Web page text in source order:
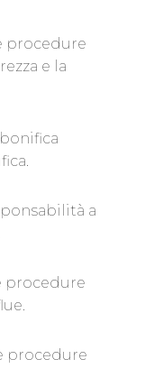
procedure
e la
a
procedure
procedure